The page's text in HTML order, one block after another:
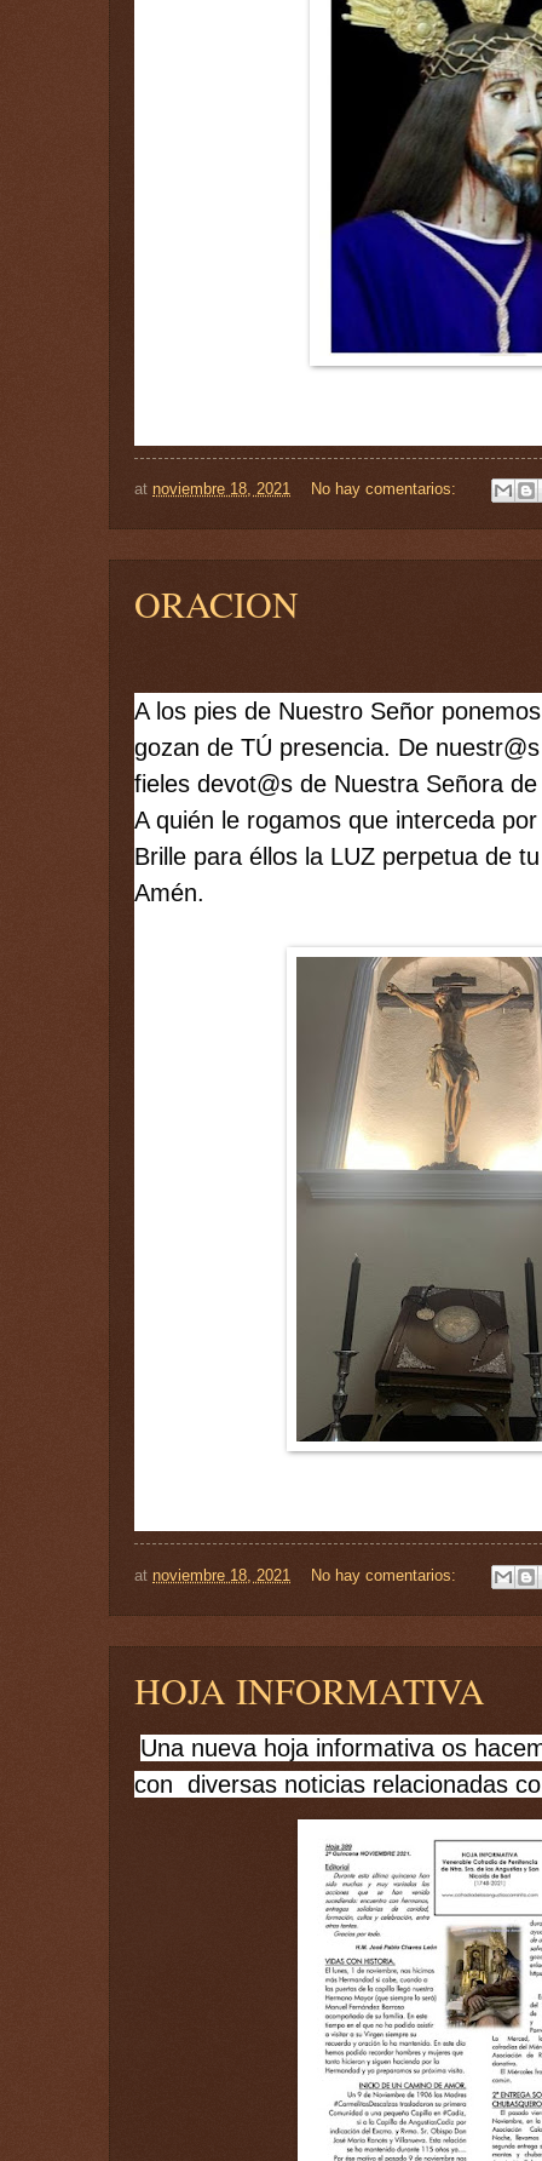
at noviembre 18, 2021 No hay comentarios:
ORACION
A los pies de Nuestro Señor
gozan de TÚ presencia. De
fieles devot@s de Nuestra Señora
A quién le rogamos que interceda
Brille para éllos la LUZ perpetua de
Amén.
at noviembre 18, 2021 No hay comentarios:
HOJA INFORMATIVA
Una nueva hoja informativa os
con  diversas noticias relacionadas